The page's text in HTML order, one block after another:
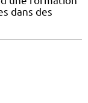
dans des